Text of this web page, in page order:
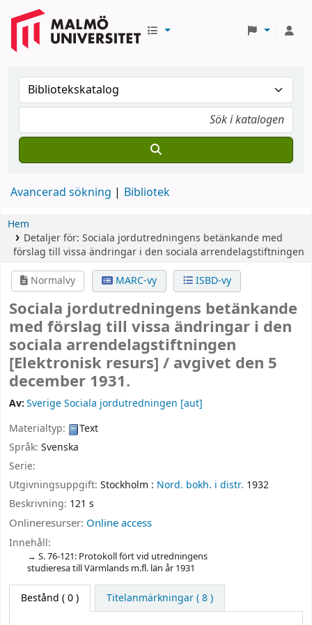
Avancerad sökning Bibliotek
Hem
Detaljer för: Sociala jordutredningens betänkande med
förslag till vissa ändringar i den sociala arrendelagstiftningen
Normalvy
MARC-vy ISBD-vy
Sociala jordutredningens betänkande
med förslag till vissa ändringar i den
sociala arrendelagstiftningen
[Elektronisk resurs] / avgivet den 5
december 1931.
Av:Sverige Sociala jordutredningen [aut]
Materialtyp:
Text
Språk: Svenska
Serie:
Utgivningsuppgift: Stockholm : Nord. bokh. i distr. 1932
Beskrivning: 121 s
Onlineresurser: Online access
Innehåll:
S. 76-121: Protokoll fört vid utredningens
studieresa till Värmlands m.fl. län år 1931
Bestånd ( 0 ) Titelanmärkningar ( 8 )